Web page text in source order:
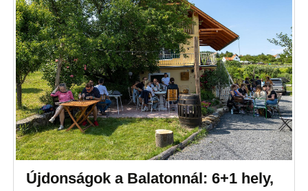
Újdonságok a Balatonnál: 6+1 hely,